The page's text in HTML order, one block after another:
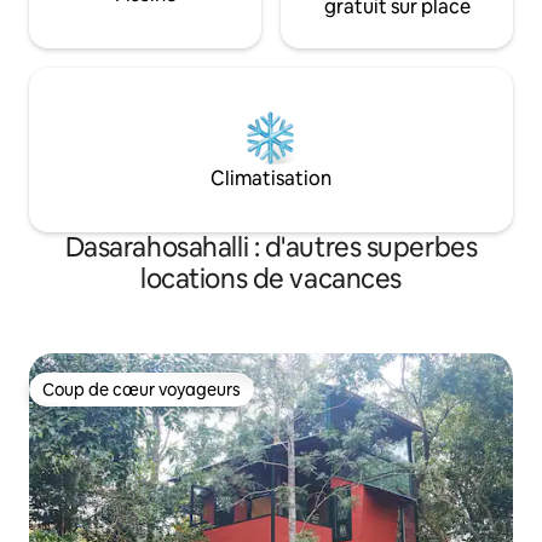
gratuit sur place
Climatisation
Dasarahosahalli : d'autres superbes
locations de vacances
Coup de cœur voyageurs
Coup de cœur voyageurs